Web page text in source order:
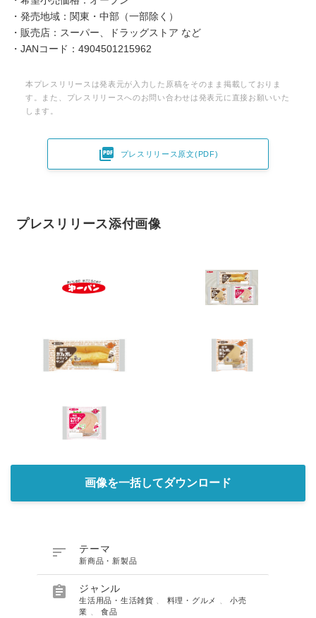
・発売地域：関東・中部（一部除く）
・販売店：スーパー、ドラッグストア など
・JANコード：4904501215962
本プレスリリースは発表元が入力した原稿をそのまま掲載しておりま
す。また、プレスリリースへのお問い合わせは発表元に直接お願いいた
します。
 プレスリリース原文(PDF)
プレスリリース添付画像
画像を一括してダウンロード
 テーマ
新商品・新製品
 ジャンル
生活用品・生活雑貨 料理・グルメ 、小売
業
、食品